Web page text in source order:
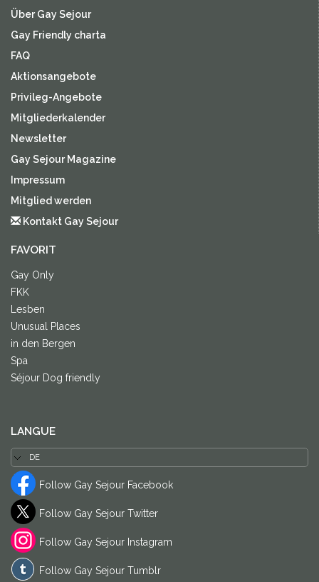
Über Gay Sejour
Gay Friendly charta
FAQ
Aktionsangebote
Privileg-Angebote
Mitgliederkalender
Newsletter
Gay Sejour Magazine
Impressum
Mitglied werden
Kontakt Gay Sejour
FAVORIT
Gay Only
FKK
Lesben
Unusual Places
in den Bergen
Spa
Séjour Dog friendly
LANGUE
Follow Gay Sejour Facebook
Follow Gay Sejour Twitter
Follow Gay Sejour Instagram
Follow Gay Sejour Tumblr